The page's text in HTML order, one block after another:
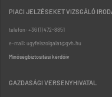
PIACI JELZÉSEKET VIZSGÁLÓ
telefon: +36 (1) 472-8851
e-mail: ugyfelszolgalat@gvh.hu
Minőségbiztosítási kérdőív
GAZDASÁGI VERSENYHIVATAL